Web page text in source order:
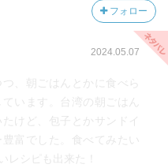
フォロー
2024.05.07
、朝ごはんとかに食べら
います。台湾の朝ごはん
けど、包子とかサンドイ
富でした。食べてみたい
レシピも出来た！